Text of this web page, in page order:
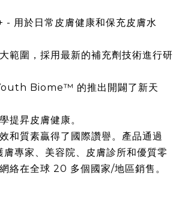
- 用於日常皮膚健康和保充皮膚水
範圍，採用最新的補充劑技術進行研
Biome™ 的推出開闢了新天
提昇皮膚健康。
和質素贏得了國際讚譽。產品通過
膚專家、美容院、皮膚診所和優質零
絡在全球 20 多個國家/地區銷售。